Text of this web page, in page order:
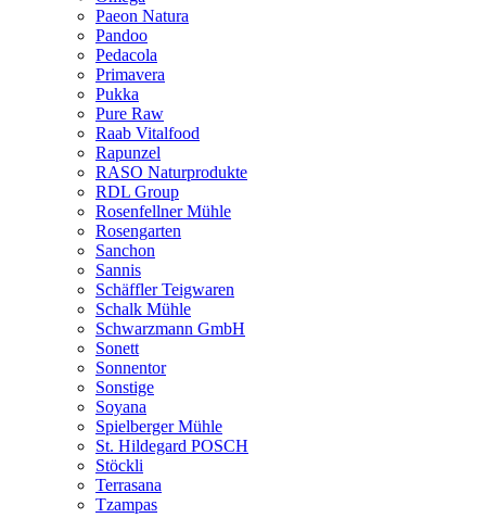
Paeon Natura
Pandoo
Pedacola
Primavera
Pukka
Pure Raw
Raab Vitalfood
Rapunzel
RASO Naturprodukte
RDL Group
Rosenfellner Mühle
Rosengarten
Sanchon
Sannis
Schäffler Teigwaren
Schalk Mühle
Schwarzmann GmbH
Sonett
Sonnentor
Sonstige
Soyana
Spielberger Mühle
St. Hildegard POSCH
Stöckli
Terrasana
Tzampas